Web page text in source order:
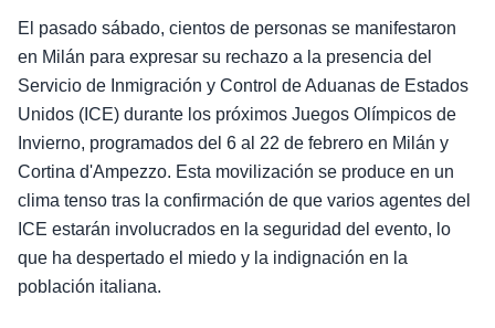
El pasado sábado, cientos de personas se manifestaron
en Milán para expresar su rechazo a la presencia del
Servicio de Inmigración y Control de Aduanas de Estados
Unidos (ICE) durante los próximos Juegos Olímpicos de
Invierno, programados del 6 al 22 de febrero en Milán y
Cortina d'Ampezzo. Esta movilización se produce en un
clima tenso tras la confirmación de que varios agentes del
ICE estarán involucrados en la seguridad del evento, lo
que ha despertado el miedo y la indignación en la
población italiana.